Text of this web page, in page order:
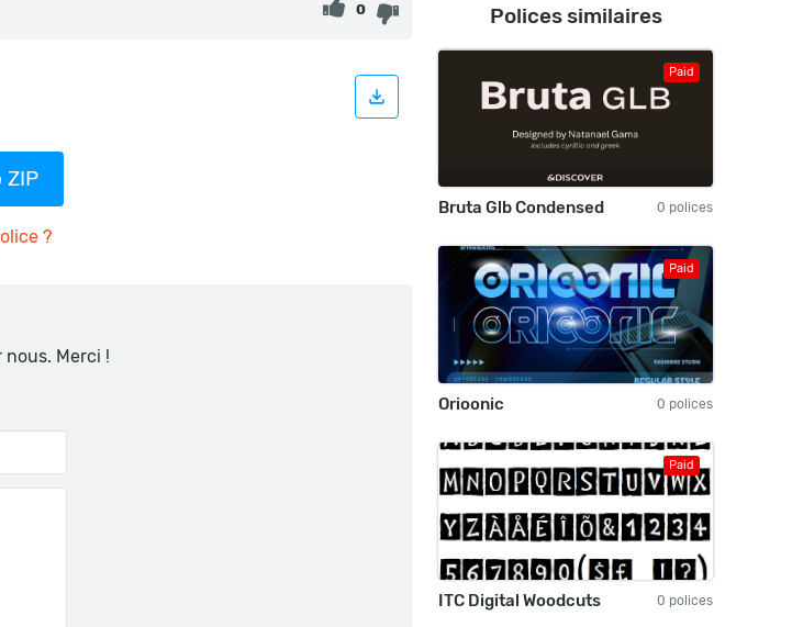
0
ZIP
?
Merci !
Polices similaires
Paid
Bruta Glb Condensed 0 polices
Paid
Orioonic 0 polices
Paid
ITC Digital Woodcuts 0 polices